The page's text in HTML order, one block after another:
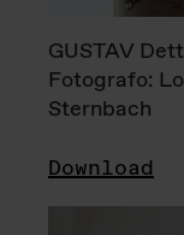
GUSTAV
Fotografo:
Sternbach
Download